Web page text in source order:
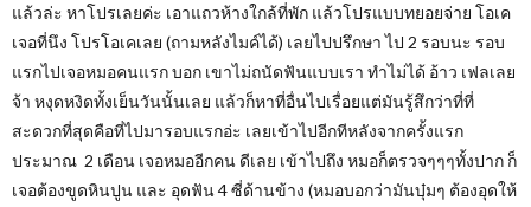
แล้วล่ะ หาโปรเลยค่ะ เอาแถวห้างใกล้ที่พัก แล้วโปรแบบทยอยจ่าย โอเค
เจอที่นึง โปรโอเคเลย (ถามหลังไมค์ได้) เลยไปปรึกษา ไป 2 รอบนะ รอบ
แรกไปเจอหมอคนแรก บอก เขาไม่ถนัดฟันแบบเรา ทำไม่ได้ อ้าว เฟลเลย
จ้า หงุดหงิดทั้งเย็นวันนั้นเลย แล้วก็หาที่อื่นไปเรื่อยแต่มันรู้สึกว่าที่ที่
สะดวกที่สุดคือที่ไปมารอบแรกอ่ะ เลยเข้าไปอีกทีหลังจากครั้งแรก
ประมาณ 2 เดือน เจอหมออีกคน ดีเลย เข้าไปถึง หมอก็ตรวจๆๆๆทั้งปาก ก็
เจอต้องขูดหินปูน และ อุดฟัน 4 ซี่ด้านข้าง (หมอบอกว่ามันบุ๋มๆ ต้องอุดให้